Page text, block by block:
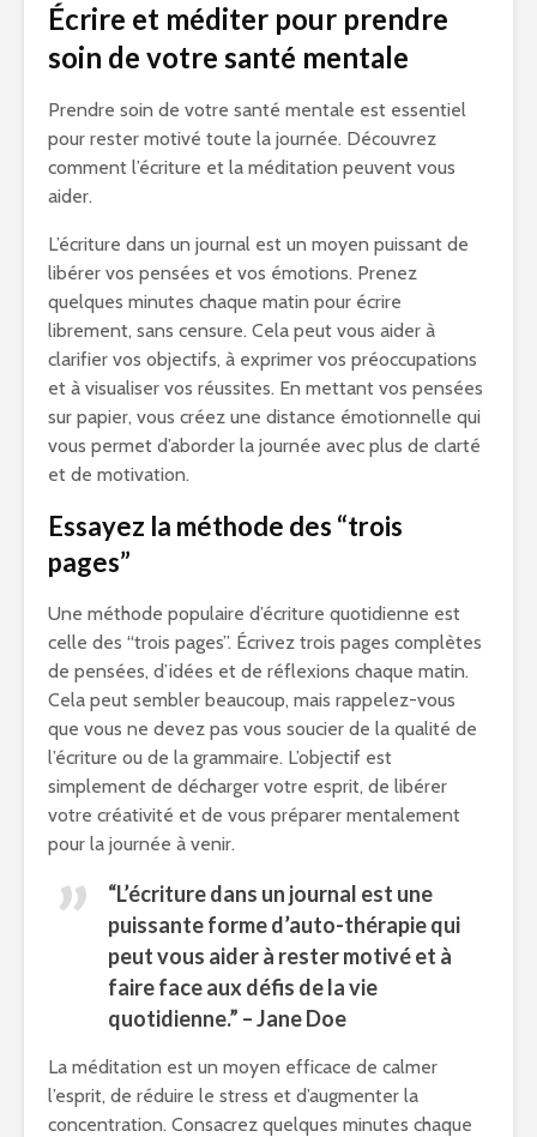
Écrire et méditer pour prendre
soin de votre santé mentale
Prendre soin de votre santé mentale est essentiel
pour rester motivé toute la journée. Découvrez
comment l’écriture et la méditation peuvent vous
aider.
L’écriture dans un journal est un moyen puissant de
libérer vos pensées et vos émotions. Prenez
quelques minutes chaque matin pour écrire
librement, sans censure. Cela peut vous aider à
clarifier vos objectifs, à exprimer vos préoccupations
et à visualiser vos réussites. En mettant vos pensées
sur papier, vous créez une distance émotionnelle qui
vous permet d’aborder la journée avec plus de clarté
et de motivation.
Essayez la méthode des “trois
pages”
Une méthode populaire d’écriture quotidienne est
celle des “trois pages”. Écrivez trois pages complètes
de pensées, d’idées et de réflexions chaque matin.
Cela peut sembler beaucoup, mais rappelez-vous
que vous ne devez pas vous soucier de la qualité de
l’écriture ou de la grammaire. L’objectif est
simplement de décharger votre esprit, de libérer
votre créativité et de vous préparer mentalement
pour la journée à venir.
“L’écriture dans un journal est une
puissante forme d’auto-thérapie qui
peut vous aider à rester motivé et à
faire face aux défis de la vie
quotidienne.” – Jane Doe
La méditation est un moyen efficace de calmer
l’esprit, de réduire le stress et d’augmenter la
concentration. Consacrez quelques minutes chaque